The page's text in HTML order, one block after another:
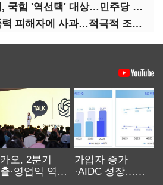
송영길 측 "정청래, 국힘 '역선택' 대상…민주당 대표로 총선 지휘 못해"
이 대통령 "국가폭력 피해자에 사과…적극적 조사로 진실 밝혀야"
오, 2분기
·영업익 역대
가입자 증가
·AIDC 성장…